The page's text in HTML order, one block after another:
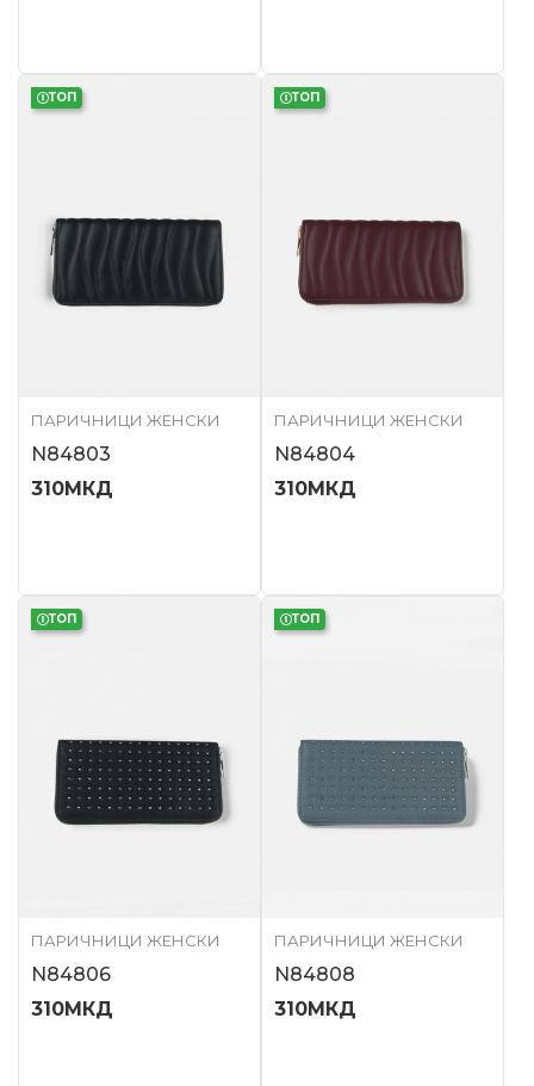
ТОП
ПАРИЧНИЦИ ЖЕНСКИ
N84803
310МКД
ТОП
ПАРИЧНИЦИ ЖЕНСКИ
N84804
310МКД
ТОП
ПАРИЧНИЦИ ЖЕНСКИ
N84806
310МКД
ТОП
ПАРИЧНИЦИ ЖЕНСКИ
N84808
310МКД